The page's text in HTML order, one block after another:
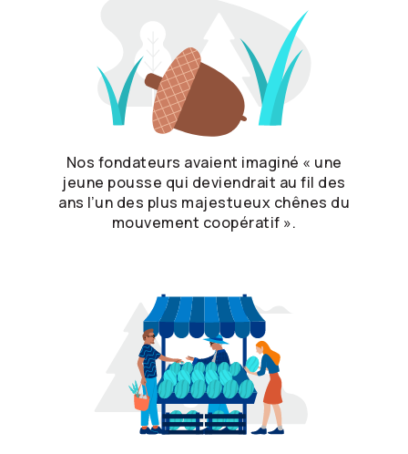
Nos fondateurs avaient imaginé « une
jeune pousse qui deviendrait au fil des
ans l’un des plus majestueux chênes du
mouvement coopératif ».